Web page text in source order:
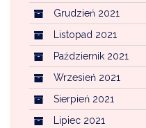
Grudzień 2021
Listopad 2021
Październik 2021
Wrzesień 2021
Sierpień 2021
Lipiec 2021